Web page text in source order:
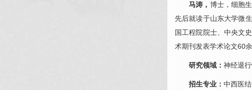
马涛， 博士，细胞
先后就读于山东大学微
国工程院院士、中央文
术期刊发表学术论文60
研究领域： 神经退
招生专业： 中西医